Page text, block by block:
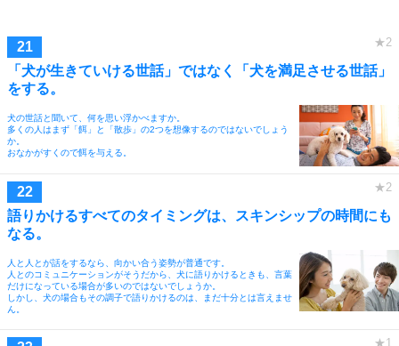
「犬が生きていける世話」ではなく「犬を満足させる世話」
をする。
犬の世話と聞いて、何を思い浮かべますか。
多くの人はまず「餌」と「散歩」の2つを想像するのではないでしょう
か。
おなかがすくので餌を与える。
語りかけるすべてのタイミングは、スキンシップの時間にも
なる。
人と人とが話をするなら、向かい合う姿勢が普通です。
人とのコミュニケーションがそうだから、犬に語りかけるときも、言葉
だけになっている場合が多いのではないでしょうか。
しかし、犬の場合もその調子で語りかけるのは、まだ十分とは言えませ
ん。